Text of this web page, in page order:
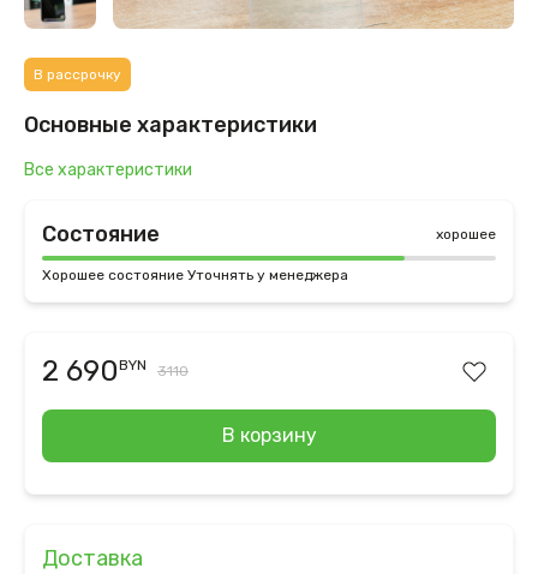
В рассрочку
Основные характеристики
Все характеристики
Состояние хорошее
Хорошее состояние Уточнять у менеджера
2 690BYN 3110
В корзину
Доставка